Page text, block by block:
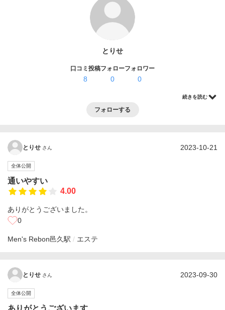
とりせ
口コミ投稿
8
フォロー
0
フォロワー
0
続きを読む
フォローする
とりせ さん 2023-10-21
全体公開
通いやすい
4.00
ありがとうございました。
0
Men's Rebon邑久駅 エステ
とりせ さん 2023-09-30
全体公開
ありがとうございます